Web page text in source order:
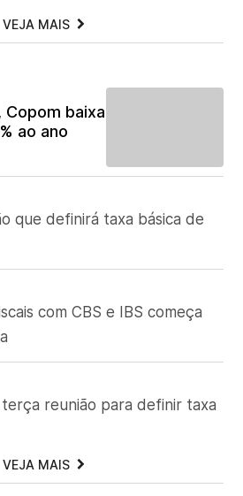
VEJA MAIS
Copom baixa
ao ano
que definirá taxa básica de
com CBS e IBS começa
reunião para definir taxa
VEJA MAIS